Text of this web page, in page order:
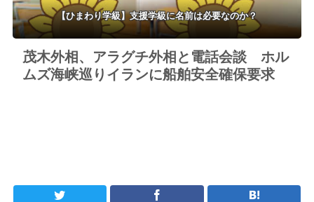
【ひまわり学級】支援学級に名前は必要なのか？
茂木外相、アラグチ外相と電話会談 ホル
ムズ海峡巡りイランに船舶安全確保要求